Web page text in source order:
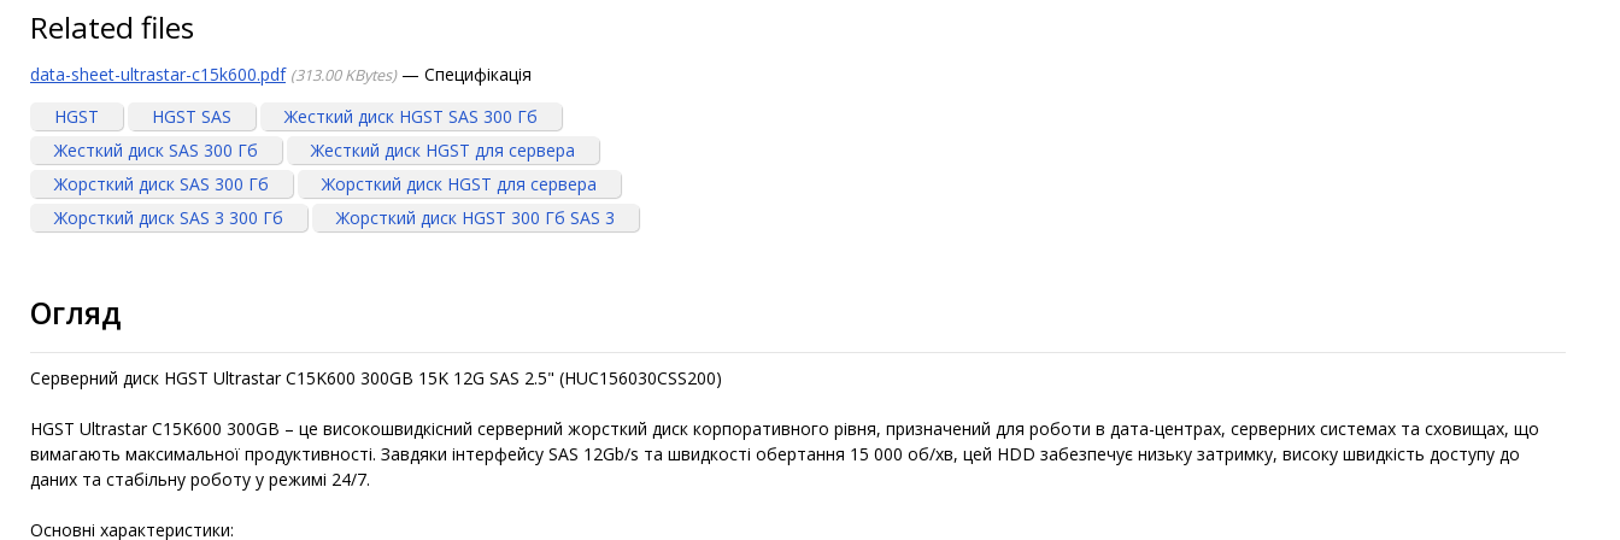
Related files
data-sheet-ultrastar-c15k600.pdf 313.00 KBytes
Специфікація
HGST
HGST SAS
Жесткий диск HGST SAS 300 Гб
Жесткий диск SAS 300 Гб
Жесткий диск HGST для сервера
Жорсткий диск SAS 300 Гб
Жорсткий диск HGST для сервера
Жорсткий диск SAS 3 300 Гб
Жорсткий диск HGST 300 Гб SAS 3
Огляд
Серверний диск HGST Ultrastar C15K600 300GB 15K 12G SAS 2.5" (HUC156030CSS200)
HGST Ultrastar C15K600 300GB – це високошвидкісний серверний жорсткий диск корпоративного рівня, призначений для роботи в дата-центрах, серверних системах та сховищах, що
вимагають максимальної продуктивності. Завдяки інтерфейсу SAS 12Gb/s та швидкості обертання 15 000 об/хв, цей HDD забезпечує низьку затримку, високу швидкість доступу до
даних та стабільну роботу у режимі 24/7.
Основні характеристики: